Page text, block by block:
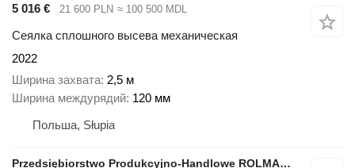
5 016 €
21 600 PLN ≈ 100 500 MDL
Сеялка сплошного высева механическая
2022
Ширина захвата 2,5 м
Ширина междурядий 120 мм
Польша, Słupia
Przedsiębiorstwo Produkcyjno-Handlowe ROLMAPOL Marcin Dziekan